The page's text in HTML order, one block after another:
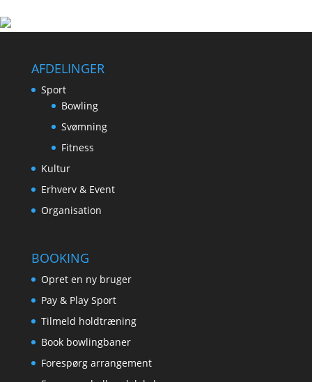
AFDELINGER
Sport
Bowling
Svømning
Fitness
Kultur
Erhverv & Event
Organisation
BOOKING
Opret en ny bruger
Pay & Play Sport
Tilmeld holdtræning
Book bowlingbaner
Forespørg arrangement